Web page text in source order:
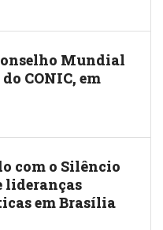
Mundial
CONIC, em
com o Silêncio
lideranças
em Brasília